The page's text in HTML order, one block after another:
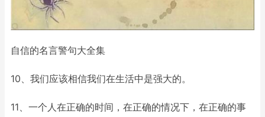
自信的名言警句大全集
10、我们应该相信我们在生活中是强大的。
11、一个人在正确的时间，在正确的情况下，在正确的事